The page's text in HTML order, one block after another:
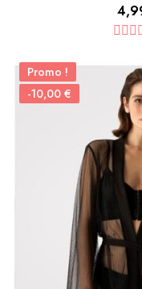
Promo !
-10,00 €